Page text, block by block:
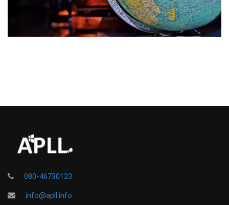
080-46730123
info@apll.info